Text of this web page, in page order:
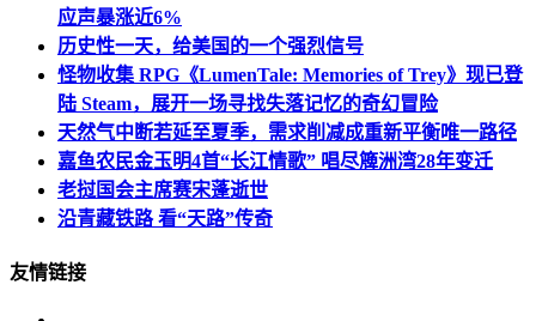
应声暴涨近6%
历史性一天，给美国的一个强烈信号
怪物收集 RPG《LumenTale: Memories of Trey》现已登
陆 Steam，展开一场寻找失落记忆的奇幻冒险
天然气中断若延至夏季，需求削减成重新平衡唯一路径
嘉鱼农民金玉明4首“长江情歌” 唱尽簰洲湾28年变迁
老挝国会主席赛宋蓬逝世
沿青藏铁路 看“天路”传奇
友情链接